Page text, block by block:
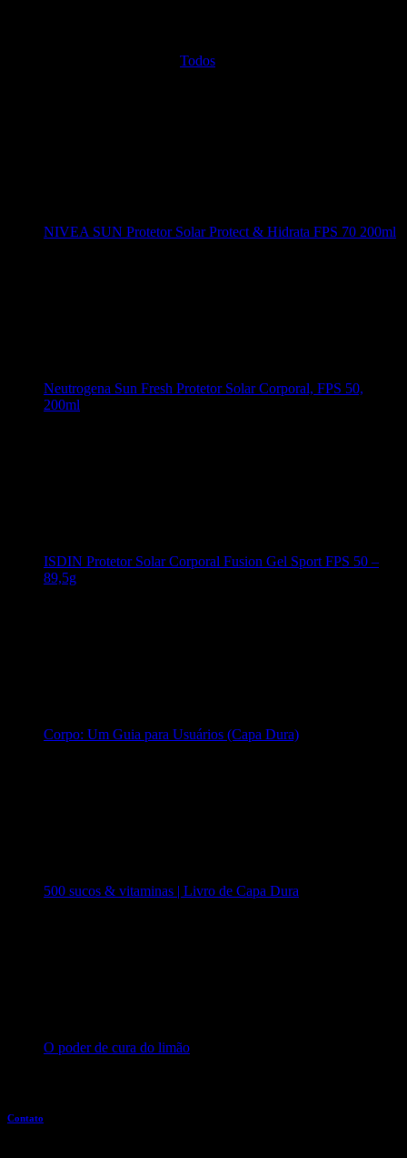
Todos
NIVEA SUN Protetor Solar Protect & Hidrata FPS 70 200ml
Neutrogena Sun Fresh Protetor Solar Corporal, FPS 50,
200ml
ISDIN Protetor Solar Corporal Fusion Gel Sport FPS 50 –
89,5g
Corpo: Um Guia para Usuários (Capa Dura)
500 sucos & vitaminas | Livro de Capa Dura
O poder de cura do limão
Contato